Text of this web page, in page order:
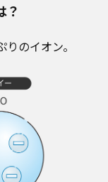
？
のイオン。